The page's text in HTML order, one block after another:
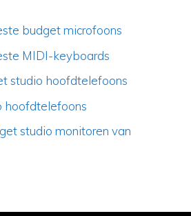
budget microfoons
MIDI-keyboards
studio hoofdtelefoons
hoofdtelefoons
studio monitoren van